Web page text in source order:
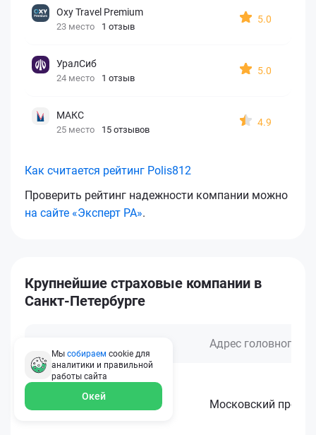
Oxy Travel Premium
23 место 1 отзыв
5.0
УралСиб
24 место 1 отзыв
5.0
МАКС
25 место 15 отзывов
4.9
Как считается рейтинг Polis812
Проверить рейтинг надежности компании можно
на сайте «Эксперт РА».
Крупнейшие страховые компании в
Санкт-Петербурге
Адрес головного
АльфаСтрахование Московский
Мы собираем cookie для
аналитики и правильной
работы сайта
Окей